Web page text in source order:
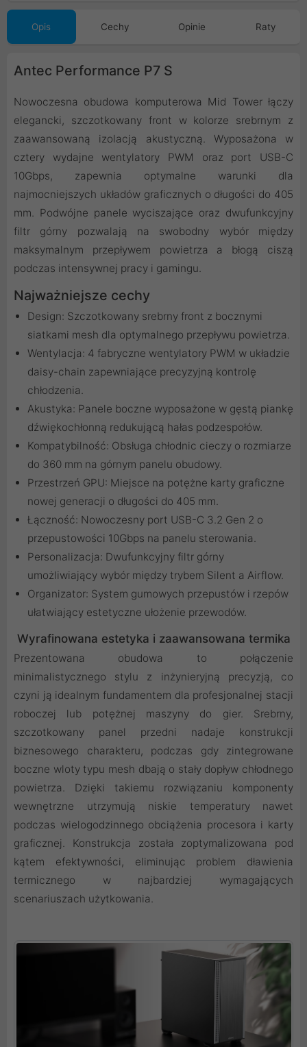
Opis Cechy Opinie Raty
Antec Performance P7 S
Nowoczesna obudowa komputerowa Mid Tower łączy
elegancki, szczotkowany front w kolorze srebrnym z
zaawansowaną izolacją akustyczną. Wyposażona w
cztery wydajne wentylatory PWM oraz port USB-C
10Gbps, zapewnia optymalne warunki dla
najmocniejszych układów graficznych o długości do 405
mm. Podwójne panele wyciszające oraz dwufunkcyjny
filtr górny pozwalają na swobodny wybór między
maksymalnym przepływem powietrza a błogą ciszą
podczas intensywnej pracy i gamingu.
Najważniejsze cechy
Design: Szczotkowany srebrny front z bocznymi
siatkami mesh dla optymalnego przepływu powietrza.
Wentylacja: 4 fabryczne wentylatory PWM w układzie
daisy-chain zapewniające precyzyjną kontrolę
chłodzenia.
Akustyka: Panele boczne wyposażone w gęstą piankę
dźwiękochłonną redukującą hałas podzespołów.
Kompatybilność: Obsługa chłodnic cieczy o rozmiarze
do 360 mm na górnym panelu obudowy.
Przestrzeń GPU: Miejsce na potężne karty graficzne
nowej generacji o długości do 405 mm.
Łączność: Nowoczesny port USB-C 3.2 Gen 2 o
przepustowości 10Gbps na panelu sterowania.
Personalizacja: Dwufunkcyjny filtr górny
umożliwiający wybór między trybem Silent a Airflow.
Organizator: System gumowych przepustów i rzepów
ułatwiający estetyczne ułożenie przewodów.
Wyrafinowana estetyka i zaawansowana termika
Prezentowana obudowa to połączenie
minimalistycznego stylu z inżynieryjną precyzją, co
czyni ją idealnym fundamentem dla profesjonalnej stacji
roboczej lub potężnej maszyny do gier. Srebrny,
szczotkowany panel przedni nadaje konstrukcji
biznesowego charakteru, podczas gdy zintegrowane
boczne wloty typu mesh dbają o stały dopływ chłodnego
powietrza. Dzięki takiemu rozwiązaniu komponenty
wewnętrzne utrzymują niskie temperatury nawet
podczas wielogodzinnego obciążenia procesora i karty
graficznej. Konstrukcja została zoptymalizowana pod
kątem efektywności, eliminując problem dławienia
termicznego w najbardziej wymagających
scenariuszach użytkowania.